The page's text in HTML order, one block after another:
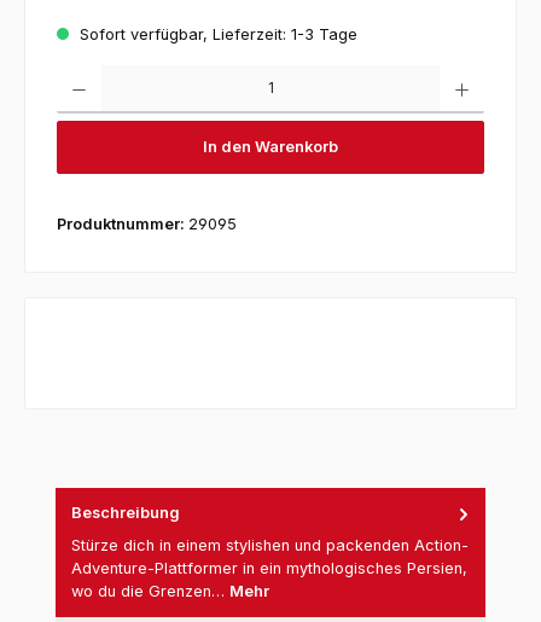
Sofort verfügbar, Lieferzeit: 1-3 Tage
In den Warenkorb
Produktnummer: 29095
Beschreibung
Stürze dich in einem stylishen und packenden Action-
Adventure-Plattformer in ein mythologisches Persien,
wo du die Grenzen… Mehr